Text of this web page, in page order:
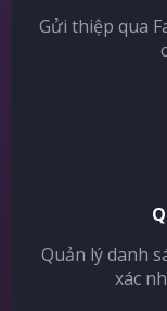
Gửi thiệp qua
Quản lý danh
xác